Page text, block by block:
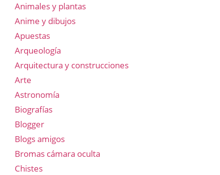
Animales y plantas
Anime y dibujos
Apuestas
Arqueología
Arquitectura y construcciones
Arte
Astronomía
Biografías
Blogger
Blogs amigos
Bromas cámara oculta
Chistes